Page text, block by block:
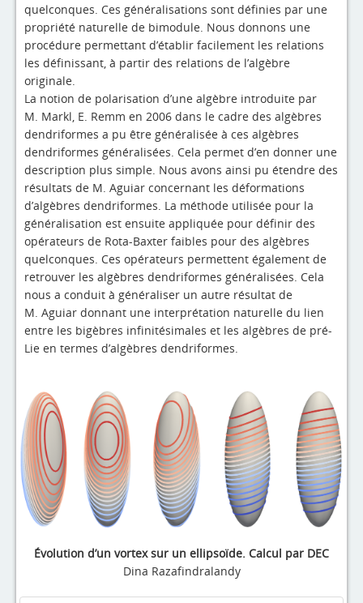
quelconques. Ces généralisations sont définies par une
propriété naturelle de bimodule. Nous donnons une
procédure permettant d’établir facilement les relations
les définissant, à partir des relations de l’algèbre
originale.
La notion de polarisation d’une algèbre introduite par
M. Markl, E. Remm en 2006 dans le cadre des algèbres
dendriformes a pu être généralisée à ces algèbres
dendriformes généralisées. Cela permet d’en donner une
description plus simple. Nous avons ainsi pu étendre des
résultats de M. Aguiar concernant les déformations
d’algèbres dendriformes. La méthode utilisée pour la
généralisation est ensuite appliquée pour définir des
opérateurs de Rota-Baxter faibles pour des algèbres
quelconques. Ces opérateurs permettent également de
retrouver les algèbres dendriformes généralisées. Cela
nous a conduit à généraliser un autre résultat de
M. Aguiar donnant une interprétation naturelle du lien
entre les bigèbres infinitésimales et les algèbres de pré-
Lie en termes d’algèbres dendriformes.
Évolution d’un vortex sur un ellipsoïde. Calcul par DEC
Dina Razafindralandy